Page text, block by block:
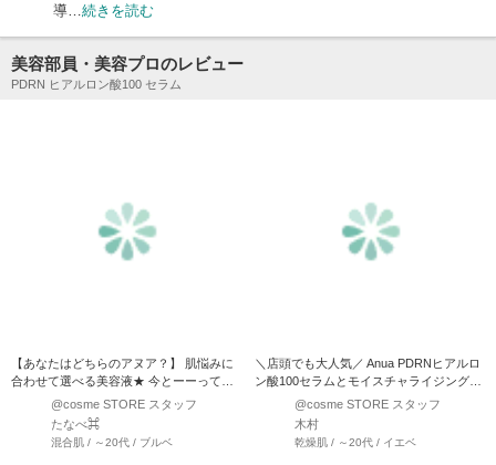
導… 続きを読む
美容部員・美容プロのレビュー
PDRN ヒアルロン酸100 セラム
【あなたはどちらのアヌア？】 肌悩みに
合わせて選べる美容液★ 今とーーっても
人気のアヌア！！ 特…
@cosme STORE スタッフ
たなべ⌘
混合肌 / ～20代 / ブルベ
＼店頭でも大人気／ Anua PDRNヒアルロ
ン酸100セラムとモイスチャライジングク
リームを紹介…@cosme STORE スタッフ
木村
乾燥肌 / ～20代 / イエベ